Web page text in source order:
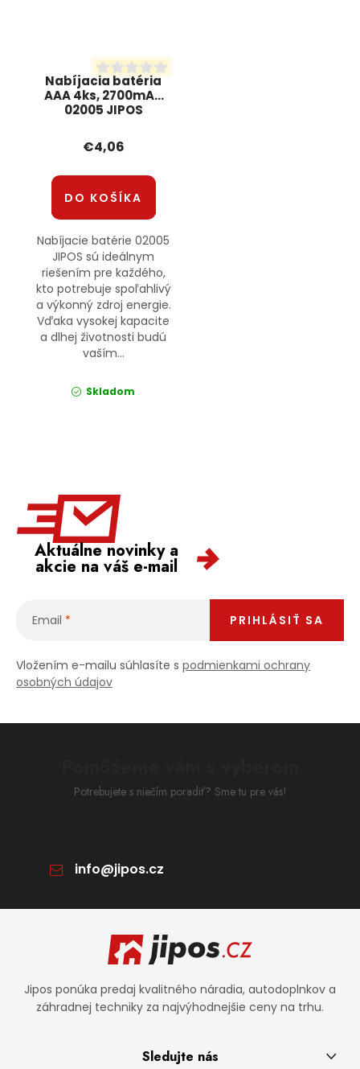
Nabíjacia batéria
AAA 4ks, 2700mAh
02005 JIPOS
€4,06
DO KOŠÍKA
Nabíjacie batérie 02005
JIPOS sú ideálnym
riešením pre každého,
kto potrebuje spoľahlivý
a výkonný zdroj energie.
Vďaka vysokej kapacite
a dlhej životnosti budú
vaším...
Skladom
Aktuálne novinky a
akcie na váš e-mail
Email
Vložením e-mailu súhlasíte s podmienkami ochrany
osobných údajov
PRIHLÁSIŤ SA
Potrebujete s niečím poradiť? Sme tu pre vás!
info@jipos.cz
Jipos ponúka predaj kvalitného náradia, autodoplnkov a
záhradnej techniky za najvýhodnejšie ceny na trhu.
Sledujte nás